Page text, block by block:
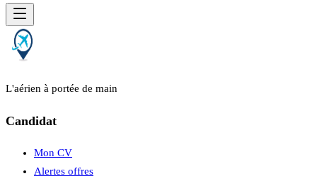
L'aérien à portée de main
Candidat
Mon CV
Alertes offres